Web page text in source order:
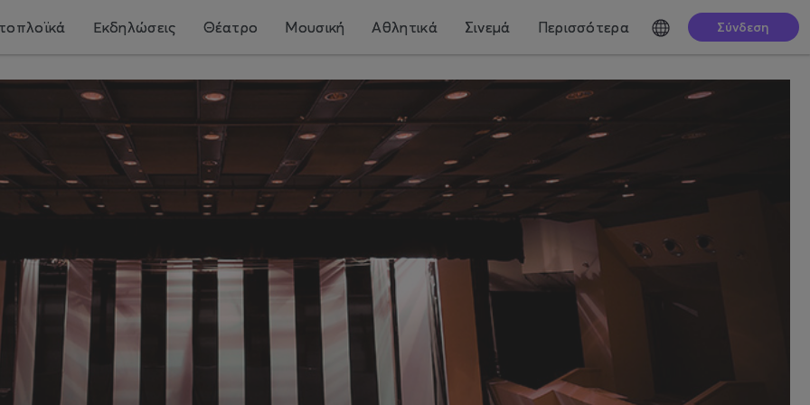
Εκδηλώσεις Θέατρο Μουσική Αθλητικά Σινεμά Περισσότερα Σύνδεση